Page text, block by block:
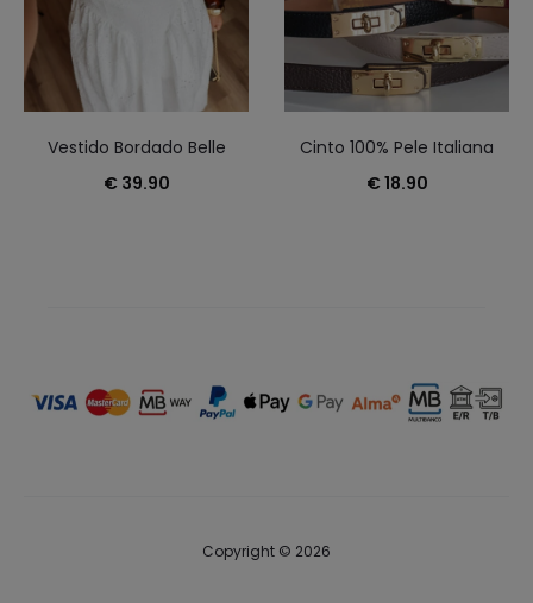
Vestido Bordado Belle
€ 39.90
Cinto 100% Pele Italiana
€ 18.90
Copyright © 2026